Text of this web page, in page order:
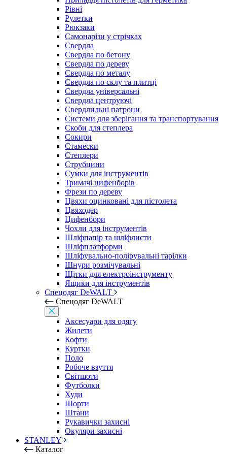
Рівні
Рулетки
Рюкзаки
Самонарізи у стрічках
Свердла
Свердла по бетону
Свердла по дереву
Свердла по металу
Свердла по склу та плитці
Свердла універсальні
Свердла центруючі
Свердлильні патрони
Системи для зберігання та транспортування
Скоби для степлера
Сокири
Стамески
Степлери
Струбцини
Сумки для інструментів
Тримачі цифенборів
Фрези по дереву
Цвяхи оцинковані для пістолета
Цвяходер
Цифенбори
Чохли для інструментів
Шліфпапір та шліфлисти
Шліфплатформи
Шліфувально-полірувальні тарілки
Шнури розмічувальні
Щітки для електроінструменту
Ящики для інструментів
Спецодяг DeWALT
Спецодяг DeWALT
Аксесуари для одягу
Жилети
Кофти
Куртки
Поло
Робоче взуття
Світшоти
Футболки
Худи
Шорти
Штани
Рукавички захисні
Окуляри захисні
STANLEY
Каталог